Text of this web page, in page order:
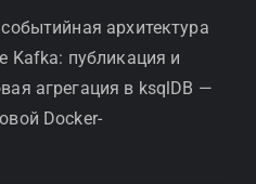
архитектура
Kafka: публикация и
агрегация в ksqlDB —
Docker-